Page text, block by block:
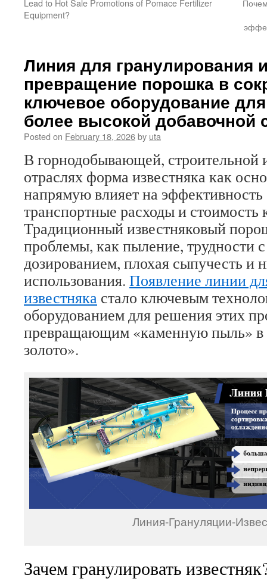
Lead to Hot Sale Promotions of Pomace Fertilizer
Equipment?
Линия для гранулирования
превращение порошка в
ключевое оборудование
более высокой добавочной
Posted on February 18, 2026by uta
В горнодобывающей, строительной
отраслях форма известняка как
напрямую влияет на эффективность
транспортные расходы и стоимость
Традиционный известняковый
проблемы, как пыление, трудности
дозированием, плохая сыпучесть и
использования. Появление линии
известняка стало ключевым
оборудованием для решения этих
превращающим «каменную пыль» в
золото».
Линия-Грануляции-
Зачем гранулировать